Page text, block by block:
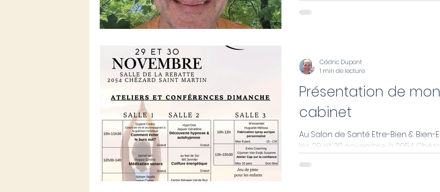
l'épuisement ? - Pourquoi ravaler ses
Présentation de mon
cabinet
Au Salon de Santé Etre-Bien & Bien-
les 29 et 30 novembre à 2054
conférence le dimanche à 10h00:
Cédric Dupont
1 min de lecture